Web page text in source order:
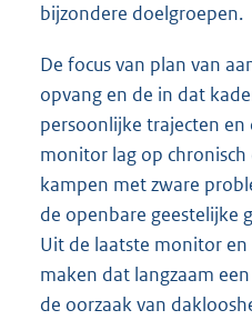
bijzondere doelgroepen.
De focus van plan van
opvang en de in dat
persoonlijke trajecten
monitor lag op
kampen met zware
de openbare geestelijke
Uit de laatste monitor
maken dat langzaam
de oorzaak van